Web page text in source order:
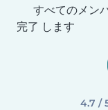
すべてのメン
完了 します
4.7 /